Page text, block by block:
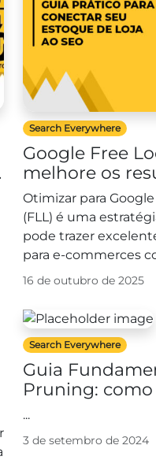
Search Everywhere
Google Free
melhore os
orgânicos dos
Otimizar para
(FLL) é uma
pode trazer
para e-commerces
e-commerce aliado a
16 de outubro de 2025
Search Everywhere
Guia
Pruning:
...
3 de setembro de 2024